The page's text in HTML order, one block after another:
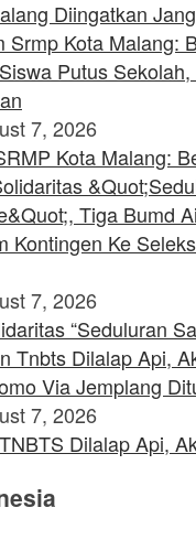
Diingatkan
7, 2026
Kota Malang:
7, 2026
“Seduluran
7, 2026
Dilalap Api,